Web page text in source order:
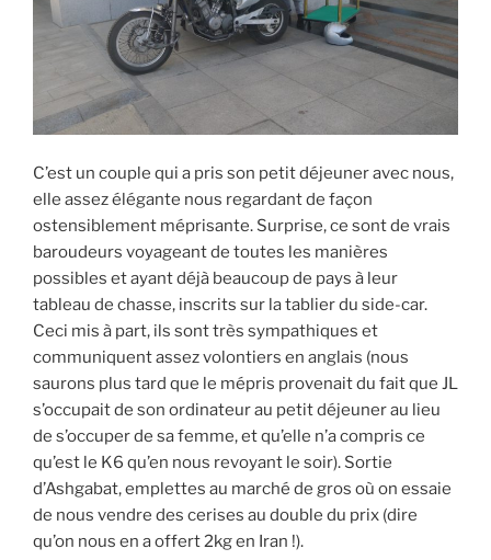
C’est un couple qui a pris son petit déjeuner avec nous,
elle assez élégante nous regardant de façon
ostensiblement méprisante. Surprise, ce sont de vrais
baroudeurs voyageant de toutes les manières
possibles et ayant déjà beaucoup de pays à leur
tableau de chasse, inscrits sur la tablier du side-car.
Ceci mis à part, ils sont très sympathiques et
communiquent assez volontiers en anglais (nous
saurons plus tard que le mépris provenait du fait que JL
s’occupait de son ordinateur au petit déjeuner au lieu
de s’occuper de sa femme, et qu’elle n’a compris ce
qu’est le K6 qu’en nous revoyant le soir). Sortie
d’Ashgabat, emplettes au marché de gros où on essaie
de nous vendre des cerises au double du prix (dire
qu’on nous en a offert 2kg en Iran !).